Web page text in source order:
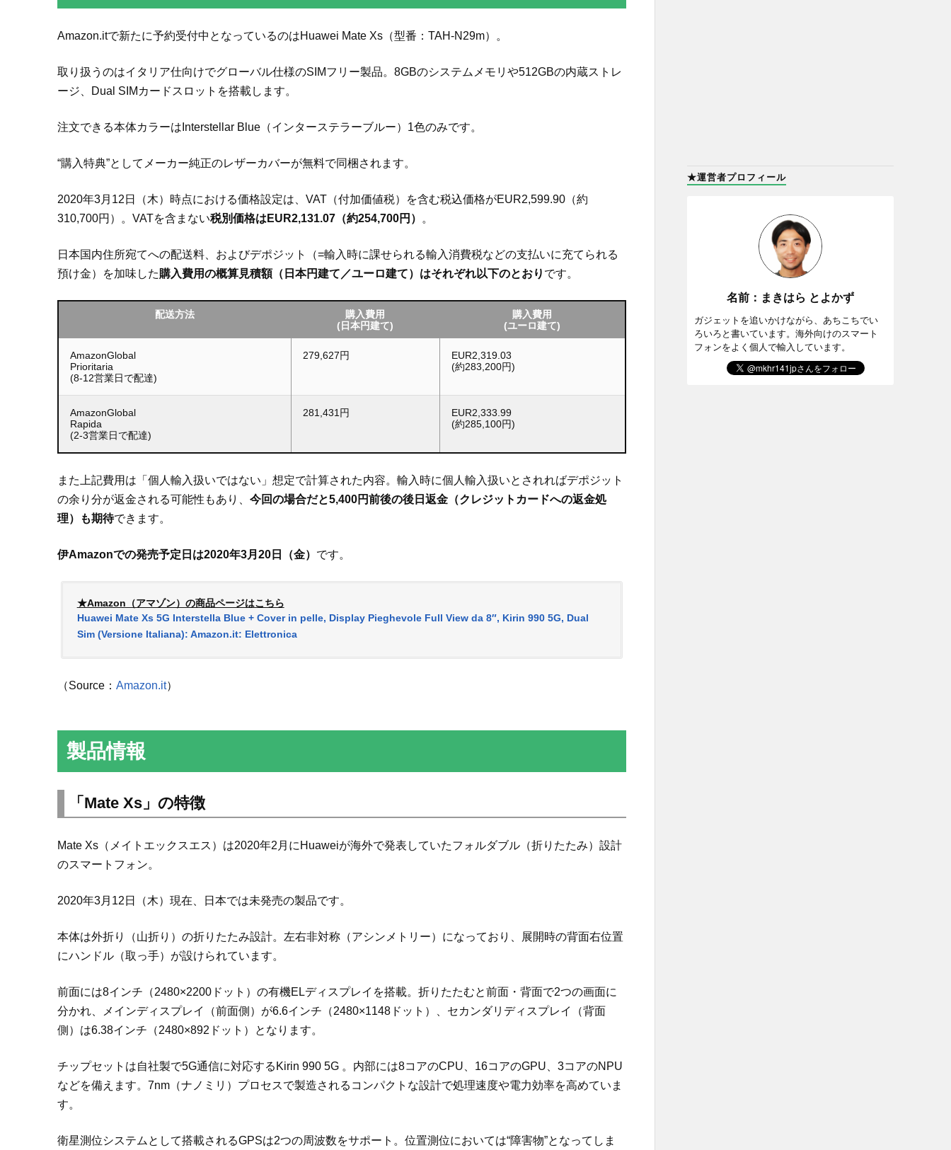
Amazon.itで新たに予約受付中となっているのはHuawei Mate Xs（型番：TAH-N29m）。
取り扱うのはイタリア仕向けでグローバル仕様のSIMフリー製品。8GBのシステムメモリや512GBの内蔵ストレ
ージ、Dual SIMカードスロットを搭載します。
注文できる本体カラーはInterstellar Blue（インターステラーブルー）1色のみです。
“購入特典”としてメーカー純正のレザーカバーが無料で同梱されます。
2020年3月12日（木）時点における価格設定は、VAT（付加価値税）を含む税込価格がEUR2,599.90（約
310,700円）。VATを含まない税別価格はEUR2,131.07（約254,700円） 。
日本国内住所宛てへの配送料、およびデポジット（=輸入時に課せられる輸入消費税などの支払いに充てられる
預け金）を加味した購入費用の概算見積額（日本円建て／ユーロ建て）はそれぞれ以下のとおり です。
配送方法
購入費用
(日本円建て)
購入費用
(ユーロ建て)
AmazonGlobal
Prioritaria
(8-12営業日で配達)
279,627円
EUR2,319.03
(約283,200円)
AmazonGlobal
Rapida
(2-3営業日で配達)
281,431円
EUR2,333.99
(約285,100円)
また上記費用は「個人輸入扱いではない」想定で計算された内容。輸入時に個人輸入扱いとされればデポジット
の余り分が返金される可能性もあり、 今回の場合だと5,400円前後の後日返金（クレジットカードへの返金処
理）も期待できます。
伊Amazonでの発売予定日は2020年3月20日（金） です。
★Amazon（アマゾン）の商品ページはこちら
Huawei Mate Xs 5G Interstella Blue + Cover in pelle, Display Pieghevole Full View da 8″, Kirin 990 5G, Dual
Sim (Versione Italiana): Amazon.it: Elettronica
（Source： Amazon.it）
製品情報
「Mate Xs」の特徴
Mate Xs（メイトエックスエス）は2020年2月にHuaweiが海外で発表していたフォルダブル（折りたたみ）設計
のスマートフォン。
2020年3月12日（木）現在、日本では未発売の製品です。
本体は外折り（山折り）の折りたたみ設計。左右非対称（アシンメトリー）になっており、展開時の背面右位置
にハンドル（取っ手）が設けられています。
前面には8インチ（2480×2200ドット）の有機ELディスプレイを搭載。折りたたむと前面・背面で2つの画面に
分かれ、メインディスプレイ（前面側）が6.6インチ（2480×1148ドット）、セカンダリディスプレイ（背面
側）は6.38インチ（2480×892ドット）となります。
チップセットは自社製で5G通信に対応するKirin 990 5G 。内部には8コアのCPU、16コアのGPU、3コアのNPU
などを備えます。7nm（ナノミリ）プロセスで製造されるコンパクトな設計で処理速度や電力効率を高めていま
す。
衛星測位システムとして搭載されるGPSは2つの周波数をサポート。位置測位においては“障害物”となってしま
★運営者プロフィール
名前：まきはら とよかず
ガジェットを追いかけながら、あちこちでい
ろいろと書いています。海外向けのスマート
フォンをよく個人で輸入しています。